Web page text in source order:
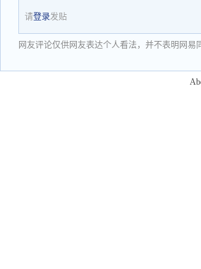
请登录发贴
网友评论仅供网友表达个人看法，并不表明网易